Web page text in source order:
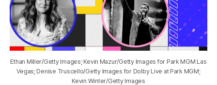
Ethan Miller/Getty Images; Kevin Mazur/Getty Images for Park MGM Las
Vegas; Denise Truscello/Getty Images for Dolby Live at Park MGM;
Kevin Winter/Getty Images